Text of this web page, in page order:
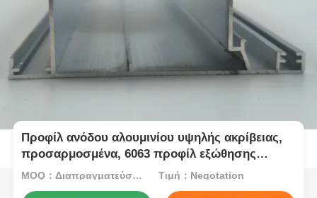
Προφίλ ανόδου αλουμινίου υψηλής ακρίβειας,
προσαρμοσμένα, 6063 προφίλ εξώθησης
αλουμινίου
MOQ：Διαπραγματεύσιμος Τιμή：Negotation